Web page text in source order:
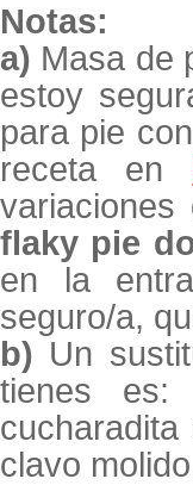
Notas:
a) Masa de
estoy
para pie
receta en
flaky pie
en la
seguro/a,
b) Un
tienes
clavo